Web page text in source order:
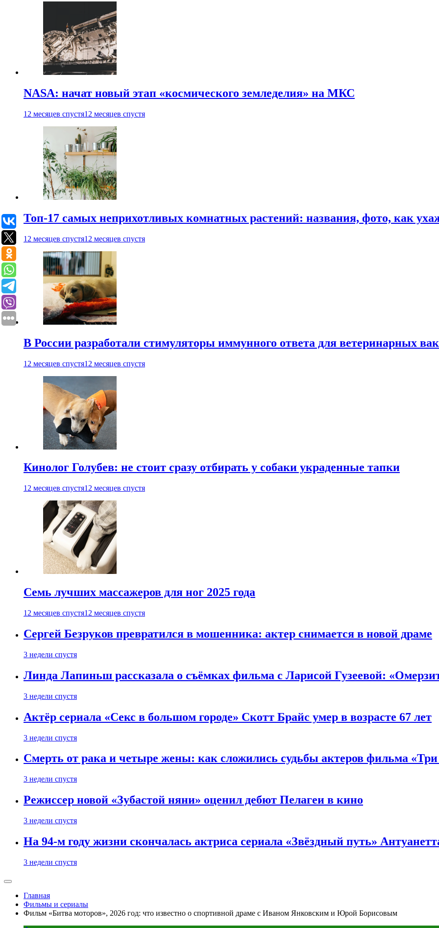
NASA: начат новый этап «космического земледелия» на МКС
12 месяцев спустя12 месяцев спустя
Топ-17 самых неприхотливых комнатных растений: названия, фото, как
12 месяцев спустя12 месяцев спустя
В России разработали стимуляторы иммунного ответа для ветеринарных
12 месяцев спустя12 месяцев спустя
Кинолог Голубев: не стоит сразу отбирать у собаки украденные тапки
12 месяцев спустя12 месяцев спустя
Семь лучших массажеров для ног 2025 года
12 месяцев спустя12 месяцев спустя
Сергей Безруков превратился в мошенника: актер снимается в новой драме
3 недели спустя
Линда Лапиньш рассказала о съёмках фильма с Ларисой Гузеевой:
3 недели спустя
Актёр сериала «Секс в большом городе» Скотт Брайс умер в возрасте 67 лет
3 недели спустя
Смерть от рака и четыре жены: как сложились судьбы актеров фильма
3 недели спустя
Режиссер новой «Зубастой няни» оценил дебют Пелагеи в кино
3 недели спустя
На 94-м году жизни скончалась актриса сериала «Звёздный путь»
3 недели спустя
Главная
Фильмы и сериалы
Фильм «Битва моторов», 2026 год: что известно о спортивной драме с Иваном Янковским и Юрой Борисовым